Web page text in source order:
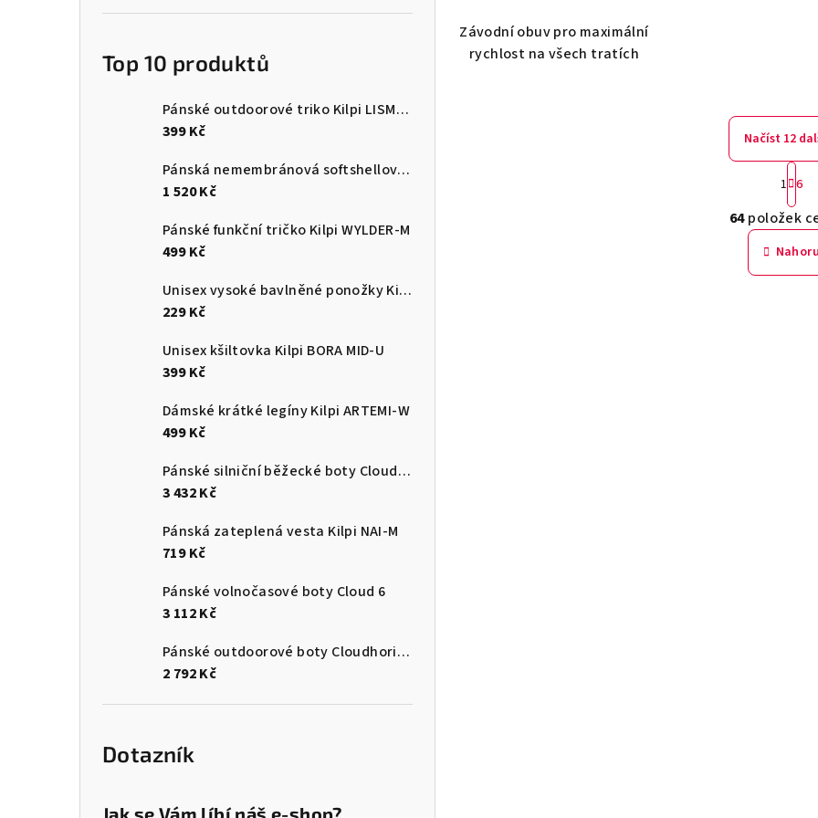
Top 10 produktů
Pánské outdoorové triko Kilpi LISMAIN-M
399 Kč
Pánská nemembránová softshellová běžecká bunda Kilpi BALEO-M
1 520 Kč
Pánské funkční tričko Kilpi WYLDER-M
499 Kč
Unisex vysoké bavlněné ponožky Kilpi 3P PALWAY-U
229 Kč
Unisex kšiltovka Kilpi BORA MID-U
399 Kč
Dámské krátké legíny Kilpi ARTEMI-W
499 Kč
Pánské silniční běžecké boty Cloudsurfer Max
3 432 Kč
Pánská zateplená vesta Kilpi NAI-M
719 Kč
Pánské volnočasové boty Cloud 6
3 112 Kč
Pánské outdoorové boty Cloudhorizon
2 792 Kč
Dotazník
Závodní obuv pro maximální
rychlost na všech tratích
O
v
l
á
Načíst 12
S
t
r
á
n
k
1 6
64položek
Nahoru